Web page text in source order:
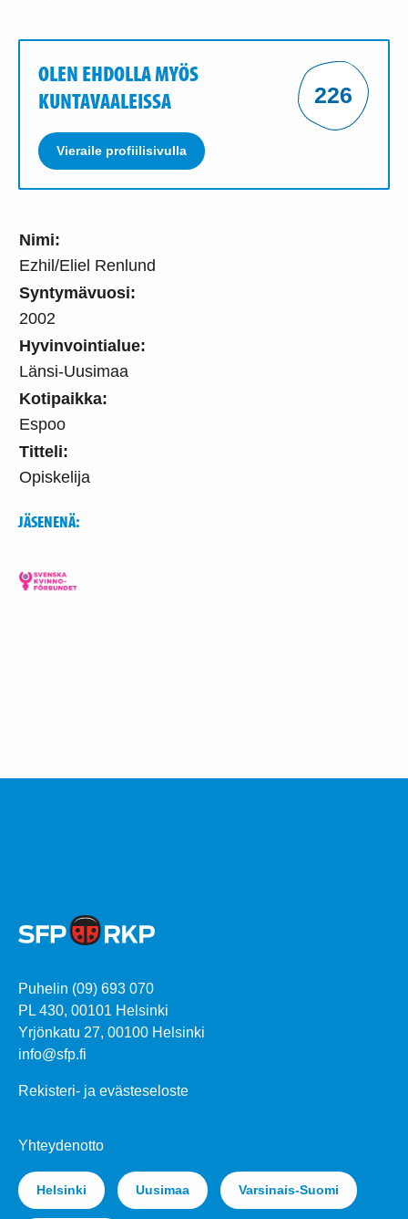
Nimi:
Ezhil/Eliel Renlund
Syntymävuosi:
2002
Hyvinvointialue:
Länsi-Uusimaa
Kotipaikka:
Espoo
Titteli:
Opiskelija
JÄSENENÄ:
OLEN EHDOLLA MYÖS
KUNTAVAALEISSA
Vieraile profiilisivulla
226
Puhelin (09) 693 070
PL 430, 00101 Helsinki
Yrjönkatu 27, 00100 Helsinki
info@sfp.fi
Rekisteri- ja evästeseloste
Yhteydenotto
Helsinki Uusimaa Varsinais-Suomi